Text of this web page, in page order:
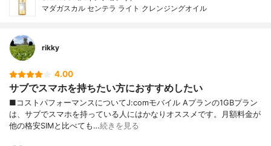
マダガスカル センテラ ライト クレンジングオイル
rikky
4.00
サブでスマホを持ちたい方におすすめしたい
■コストパフォーマンスについてJ:comモバイル Aプランの1GBプラン
は、サブでスマホを持っている人にはかなりオススメです。月額料金が
他の格安SIMと比べても…続きを見る